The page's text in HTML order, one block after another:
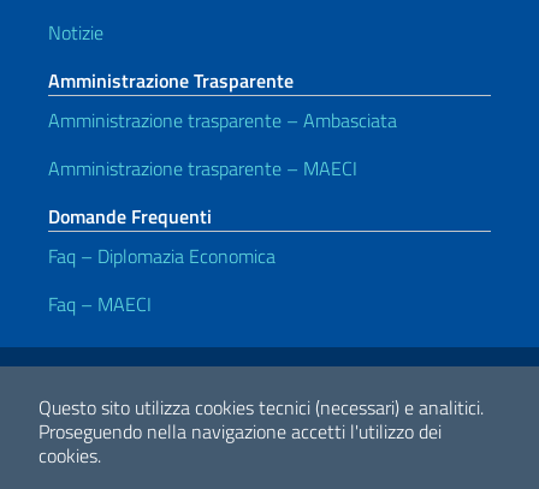
Questo sito utilizza cookies tecnici (necessari) e analitici.
Proseguendo nella navigazione accetti l'utilizzo dei
cookies.
Notizie
Amministrazione Trasparente
Amministrazione trasparente – Ambasciata
Amministrazione trasparente – MAECI
Domande Frequenti
Faq – Diplomazia Economica
Faq – MAECI
Link Utili